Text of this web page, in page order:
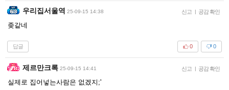
우리집서울역 25-09-15 14:38 신고 | 공감 확인
좆같네
답글 0
0
제르만크록 25-09-15 14:41 신고 | 공감 확인
실제로 집어넣는사람은 없겠지;'